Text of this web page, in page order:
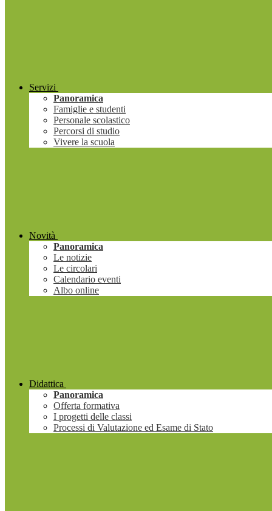
Servizi
Panoramica
Famiglie e studenti
Personale scolastico
Percorsi di studio
Vivere la scuola
Novità
Panoramica
Le notizie
Le circolari
Calendario eventi
Albo online
Didattica
Panoramica
Offerta formativa
I progetti delle classi
Processi di Valutazione ed Esame di Stato